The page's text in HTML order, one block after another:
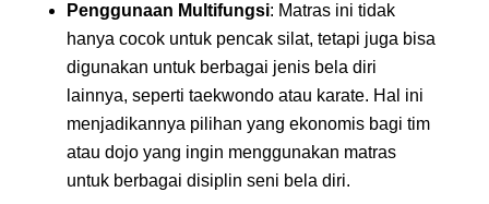
Penggunaan Multifungsi: Matras ini tidak
hanya cocok untuk pencak silat, tetapi juga bisa
digunakan untuk berbagai jenis bela diri
lainnya, seperti taekwondo atau karate. Hal ini
menjadikannya pilihan yang ekonomis bagi tim
atau dojo yang ingin menggunakan matras
untuk berbagai disiplin seni bela diri.